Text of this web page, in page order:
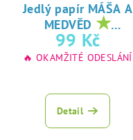
Jedlý papír MÁŠA A
MEDVĚD ★
oblíbený tisk na
jedlý papír
99 Kč
🔥 OKAMŽITÉ ODESLÁNÍ
Detail